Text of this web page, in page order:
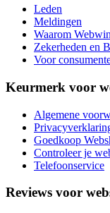
Leden
Meldingen
Waarom
Zekerheden en
Voor
Keurmerk voor
Algemene
Goedkoop
Controleer je
Telefoonservice
Reviews voor